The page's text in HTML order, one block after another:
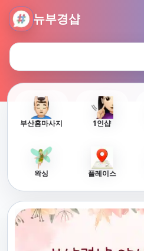
뉴부경샵
뉴부경샵 - 부산 마사지 사이트 부
부산홈마사지 1인샵
왁싱 플레이스